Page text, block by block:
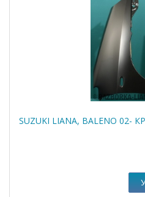
SUZUKI LIANA, BALENO 02-